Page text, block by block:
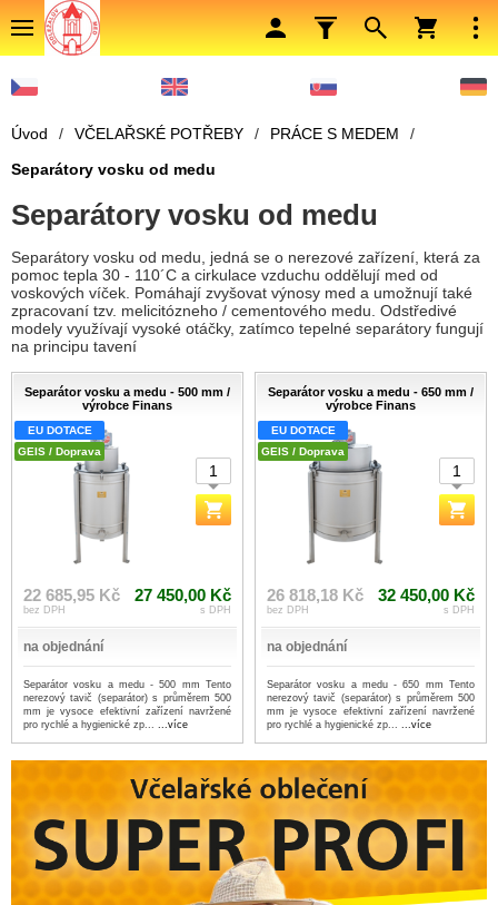
Úvod / VČELAŘSKÉ POTŘEBY / PRÁCE S MEDEM
/
Separátory vosku od medu
Separátory vosku od medu
Separátory vosku od medu, jedná se o nerezové zařízení, která za
pomoc tepla 30 - 110´C a cirkulace vzduchu oddělují med od
voskových víček. Pomáhají zvyšovat výnosy med a umožnují také
zpracovaní tzv. melicitózneho / cementového medu. Odstředivé
modely využívají vysoké otáčky, zatímco tepelné separátory fungují
na principu tavení
Separátor vosku a medu - 500 mm /
výrobce Finans
EU DOTACE
GEIS / Doprava
22 685,95 Kč
bez DPH
27 450,00 Kč
s DPH
na objednání
Separátor vosku a medu - 500 mm Tento
nerezový tavič (separátor) s průměrem 500
mm je vysoce efektivní zařízení navržené
pro rychlé a hygienické zp... ...více
Separátor vosku a medu - 650 mm /
výrobce Finans
EU DOTACE
GEIS / Doprava
26 818,18 Kč
bez DPH
32 450,00 Kč
s DPH
na objednání
Separátor vosku a medu - 650 mm Tento
nerezový tavič (separátor) s průměrem 500
mm je vysoce efektivní zařízení navržené
pro rychlé a hygienické zp... ...více